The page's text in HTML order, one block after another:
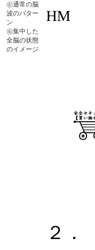
㊧通常の脳
波のパター
ン
㊨集中した
全脳の状態
のイメージ
HM
２．